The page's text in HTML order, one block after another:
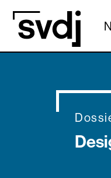
Naar hoofdinhoud